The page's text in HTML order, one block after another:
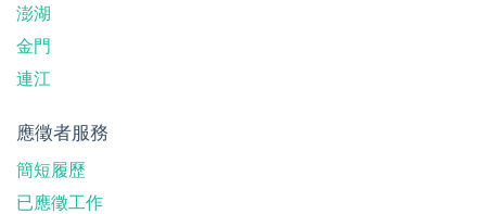
澎湖
金門
連江
應徵者服務
簡短履歷
已應徵工作